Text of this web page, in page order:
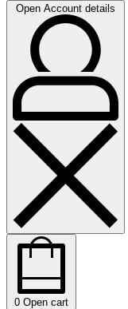
Open Account details
0 Open cart